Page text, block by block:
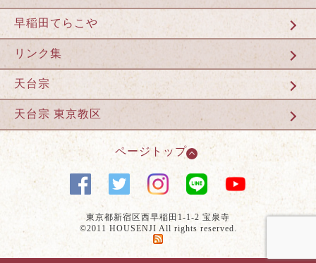
早稲田てらこや
リンク集
天台宗
天台宗 東京教区
ページトップ
東京都新宿区西早稲田1-1-2 宝泉寺
©2011 HOUSENJI All rights reserved.